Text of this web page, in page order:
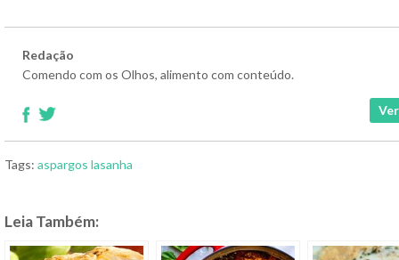
Redação
Comendo com os Olhos, alimento com conteúdo.
Tags: aspargos lasanha
Leia Também: